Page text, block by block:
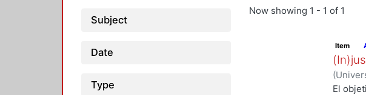
Subject
Date
Type
Now showing 1 - 1 of 1
Item
(
de
El